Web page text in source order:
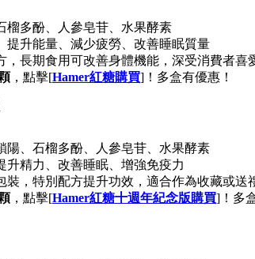
榴多酚、人參皂苷、水果酵素
提升能量、減少疲勞、改善睡眠質量
，長期食用可改善身體機能，深受消費者喜
，點擊[Hamer紅糖購買]！多盒有優惠！
陽、石榴多酚、人參皂苷、水果酵素
升精力、改善睡眠、增強免疫力
裝，特別配方提升功效，適合作為收藏或送
，點擊[Hamer紅糖十週年紀念版購買]！多